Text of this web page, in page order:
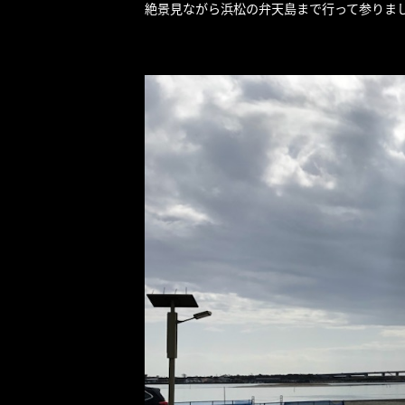
絶景見ながら浜松の弁天島まで行って参りま